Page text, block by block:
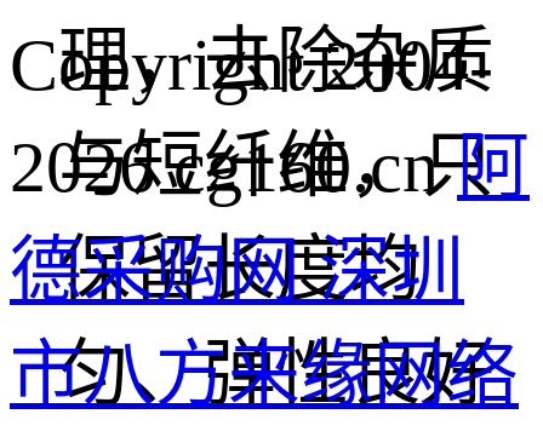
理，去除杂质
与短纤维，只
保留长度均
匀、弹性良好
Copyright 2004-
2026 cg160.cn阿
德采购网 深圳
市八方来缘网络